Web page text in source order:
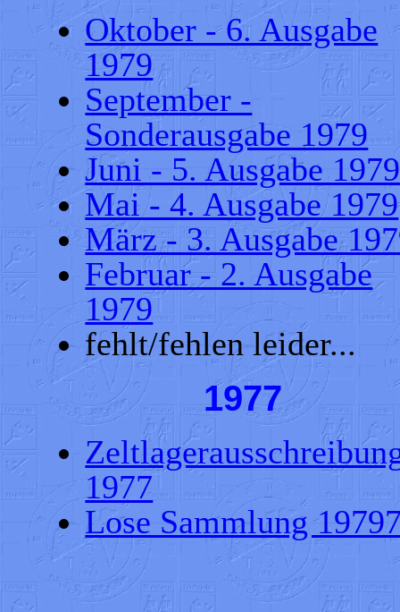
Oktober - 6. Ausgabe
1979
September -
Sonderausgabe 1979
Juni - 5. Ausgabe 1979
Mai - 4. Ausgabe 1979
März - 3. Ausgabe
Februar - 2. Ausgabe
1979
fehlt/fehlen leider...
1977
1977
Lose Sammlung